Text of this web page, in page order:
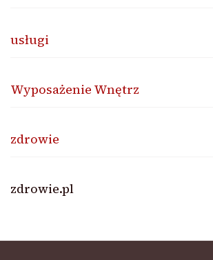
usługi
Wyposażenie Wnętrz
zdrowie
zdrowie.pl